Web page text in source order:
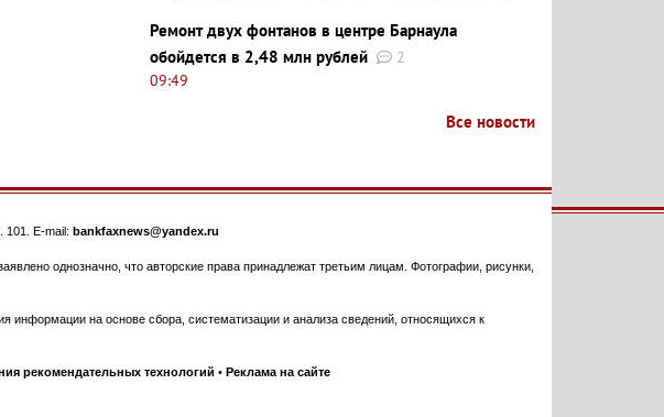
Ремонт двух фонтанов в центре Барнаула
обойдется в 2,48 млн рублей
2
09:49
Все новости
101 . E-mail: bankfaxnews@yandex.ru
однозначно, что авторские права принадлежат третьим лицам. Фотографии, рисунки,
на основе сбора, систематизации и анализа сведений, относящихся к
рекомендательных технологий • Реклама на сайте